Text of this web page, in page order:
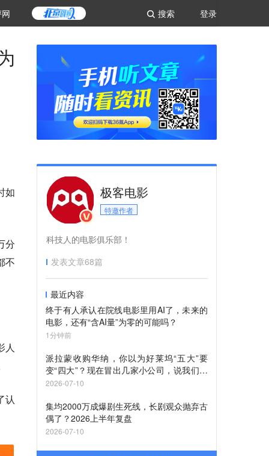
登录
搜索
如
分
不
人
认
极客电影
特邀作者
科技人的电影俱乐部！
发表文章68篇
最近内容
终于有人承认在院线电影里用AI了，未来的
电影，还有“含AI量”为零的可能吗？
1分钟前
派拉蒙收购华纳，你以为好莱坞“五大”要
变“四大”？现在冒出几家小公司，说我们也
要上桌（深度观察）
2026-07-10
集均2000万成爆剧生死线，长剧观众抛弃古
偶了？2026上半年复盘
2026-07-10